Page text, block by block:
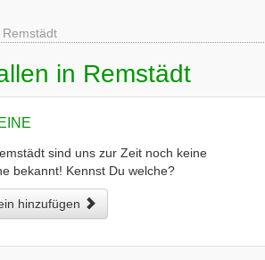
Remstädt
in Remstädt
sind uns zur Zeit noch keine
bekannt! Kennst Du welche?
hinzufügen